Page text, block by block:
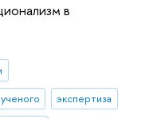
в
экспертиза